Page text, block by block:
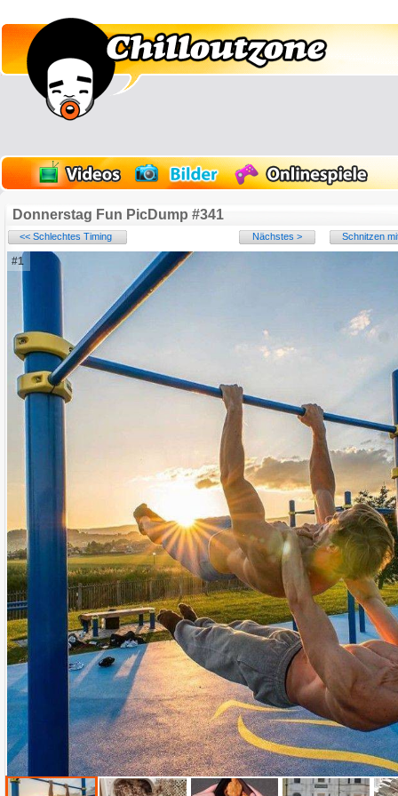
Donnerstag Fun PicDump #341
<< Schlechtes Timing Nächstes > Schnitzen
#1